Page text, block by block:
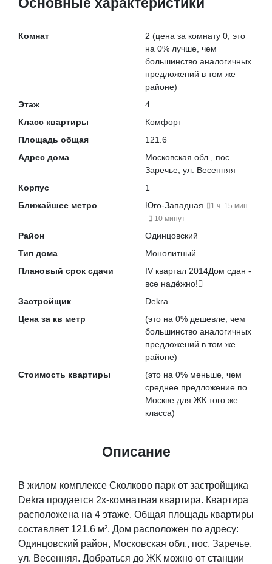
Комнат 2 (цена за комнату 0, это
на 0% лучше , чем
большинство аналогичных
предложений в том же
районе)
Этаж
4
Класс квартиры
Комфорт
Площадь общая
121.6
Адрес дома
Московская обл., пос.
Заречье, ул. Весенняя
Корпус
1
Ближайшее метро
Юго-Западная
1 ч. 15 мин.
10 минут
Район
Одинцовский
Тип дома
Монолитный
Плановый срок сдачи
IV квартал 2014Дом сдан -
все надёжно!
Застройщик
Dekra
Цена за кв метр
(это на 0% дешевле , чем
большинство аналогичных
предложений в том же
районе)
Стоимость квартиры
(это на 0% меньше , чем
среднее предложение по
Москве для ЖК того же
класса)
Описание
В жилом комплексе Сколково парк от застройщика
Dekra продается 2х-комнатная квартира. Квартира
расположена на 4 этаже. Общая площадь квартиры
составляет 121.6 м². Дом расположен по адресу:
Одинцовский район, Московская обл., пос. Заречье,
ул. Весенняя. Добраться до ЖК можно от станции